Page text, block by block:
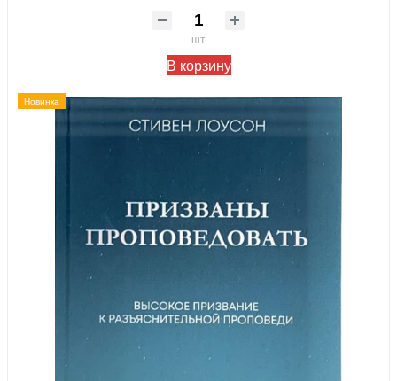
шт
В корзину
Новинка